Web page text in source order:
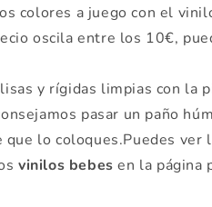
colores a juego con el
oscila entre los 10€,
y rígidas limpias con la
pasar un paño
lo coloques.Puedes ver
vinilos bebes en la página